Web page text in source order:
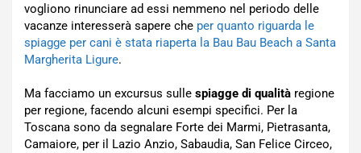
vogliono rinunciare ad essi nemmeno nel periodo delle
vacanze interesserà sapere che per quanto riguarda le
spiagge per cani è stata riaperta la Bau Bau Beach a Santa
Margherita Ligure.
Ma facciamo un excursus sulle spiagge di qualità regione
per regione, facendo alcuni esempi specifici. Per la
Toscana sono da segnalare Forte dei Marmi, Pietrasanta,
Camaiore, per il Lazio Anzio, Sabaudia, San Felice Circeo,